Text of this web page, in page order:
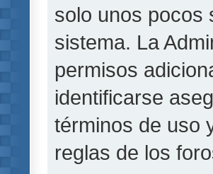
solo unos pocos
sistema. La
permisos
identificarse
términos de uso
reglas de los